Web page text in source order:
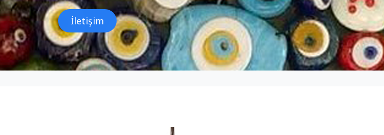
İletişim